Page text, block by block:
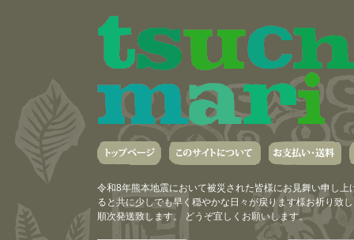
令和8年熊本地震において被災された皆様にお見舞い申し
ると共に少しでも早く穏やかな日々が戻ります様お祈り致
順次発送致します。 どうぞ宜しくお願いします。